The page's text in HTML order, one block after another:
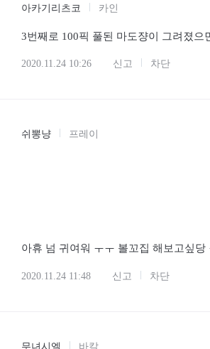
아카기리츠코 카인
3번째로 100픽 풀된 마도쟝이 그려졌으
2020.11.24 10:26 신고 차단
쉬뽕냥 프레이
아휴 넘 귀여워 ㅜㅜ 볼꼬집 해보고싶당
2020.11.24 11:48 신고 차단
무녀시엘 바칼